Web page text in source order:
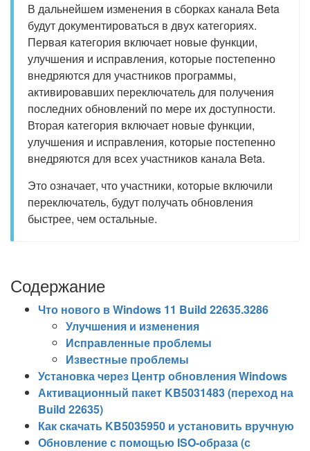
В дальнейшем изменения в сборках канала Beta
будут документироваться в двух категориях.
Первая категория включает новые функции,
улучшения и исправления, которые постепенно
внедряются для участников программы,
активировавших переключатель для получения
последних обновлений по мере их доступности.
Вторая категория включает новые функции,
улучшения и исправления, которые постепенно
внедряются для всех участников канала Beta.
Это означает, что участники, которые включили
переключатель, будут получать обновления
быстрее, чем остальные.
Содержание
Что нового в Windows 11 Build 22635.3286
Улучшения и изменения
Исправленные проблемы
Известные проблемы
Установка через Центр обновления Windows
Активационный пакет KB5031483 (переход на
Build 22635)
Как скачать KB5035950 и установить вручную
Обновление с помощью ISO-образа (с